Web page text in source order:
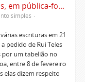
Treslado de escrituras, em pública-forma, de Rui Teles de Meneses
simples
escrituras em 21
pedido de Rui Teles
por um tabelião no
entre 8 de fevereiro
elas dizem respeito